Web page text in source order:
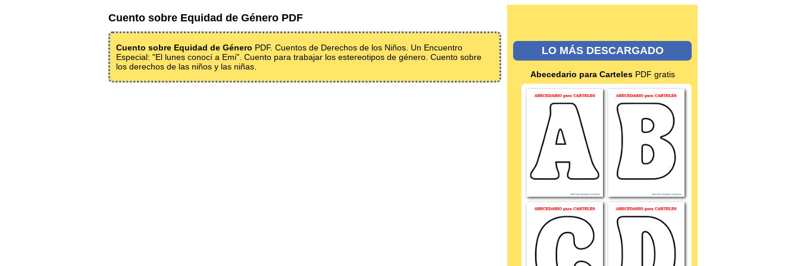
Cuento sobre Equidad de Género PDF
Cuento sobre Equidad de Género PDF. Cuentos de Derechos de los Niños. Un Encuentro
Especial: "El lunes conocí a Emi". Cuento para trabajar los estereotipos de género. Cuento sobre
los derechos de las niños y las niñas.
LO MÁS DESCARGADO
Abecedario para CartelesPDF gratis